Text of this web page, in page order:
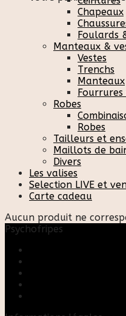
Chapeaux
Foulards
Manteaux &
Vestes
Trenchs
Manteaux
Fourrures
Robes
Robes
Tailleurs et
Maillots de
Divers
Les valises
Selection LIVE et
Carte cadeau
Aucun produit ne
Psychofripes